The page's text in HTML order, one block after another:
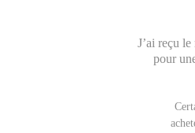
J’ai reçu
pour